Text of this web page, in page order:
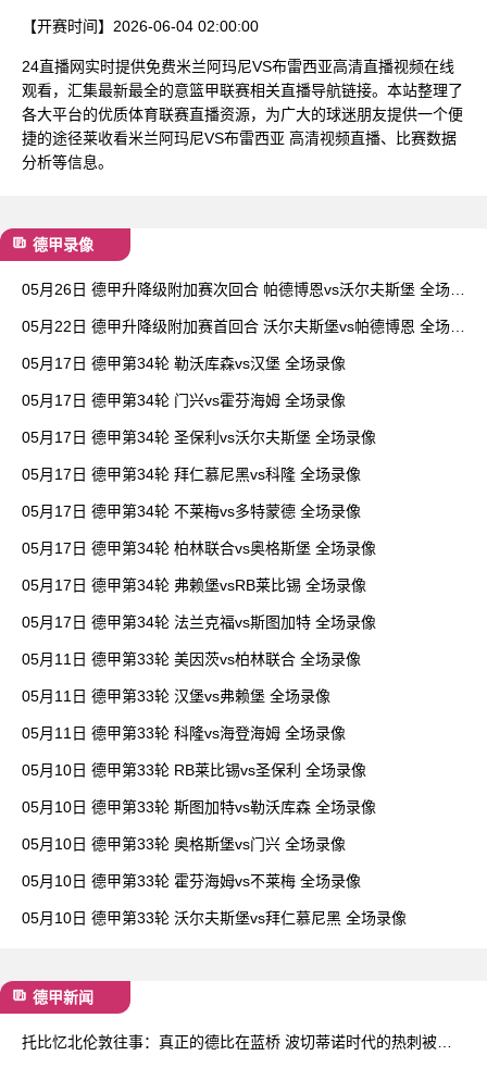
【开赛时间】 2026-06-04 02:00:00
24直播网实时提供免费米兰阿玛尼VS布雷西亚高清直播视频在线
观看，汇集最新最全的意篮甲联赛相关直播导航链接。本站整理了
各大平台的优质体育联赛直播资源，为广大的球迷朋友提供一个便
捷的途径莱收看米兰阿玛尼VS布雷西亚 高清视频直播、比赛数据
分析等信息。
德甲录像
05月26日 德甲升降级附加赛次回合 帕德博恩vs沃尔夫斯堡 全场录
05月22日 德甲升降级附加赛首回合 沃尔夫斯堡vs帕德博恩 全场录
05月17日 德甲第34轮 勒沃库森vs汉堡 全场录像
05月17日 德甲第34轮 门兴vs霍芬海姆 全场录像
05月17日 德甲第34轮 圣保利vs沃尔夫斯堡 全场录像
05月17日 德甲第34轮 拜仁慕尼黑vs科隆 全场录像
05月17日 德甲第34轮 不莱梅vs多特蒙德 全场录像
05月17日 德甲第34轮 柏林联合vs奥格斯堡 全场录像
05月17日 德甲第34轮 弗赖堡vsRB莱比锡 全场录像
05月17日 德甲第34轮 法兰克福vs斯图加特 全场录像
05月11日 德甲第33轮 美因茨vs柏林联合 全场录像
05月11日 德甲第33轮 汉堡vs弗赖堡 全场录像
05月11日 德甲第33轮 科隆vs海登海姆 全场录像
05月10日 德甲第33轮 RB莱比锡vs圣保利 全场录像
05月10日 德甲第33轮 斯图加特vs勒沃库森 全场录像
05月10日 德甲第33轮 奥格斯堡vs门兴 全场录像
05月10日 德甲第33轮 霍芬海姆vs不莱梅 全场录像
05月10日 德甲第33轮 沃尔夫斯堡vs拜仁慕尼黑 全场录像
德甲新闻
托比忆北伦敦往事：真正的德比在蓝桥 波切蒂诺时代的热刺被低